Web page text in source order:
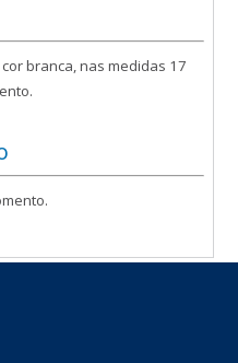
branca, nas medidas 17